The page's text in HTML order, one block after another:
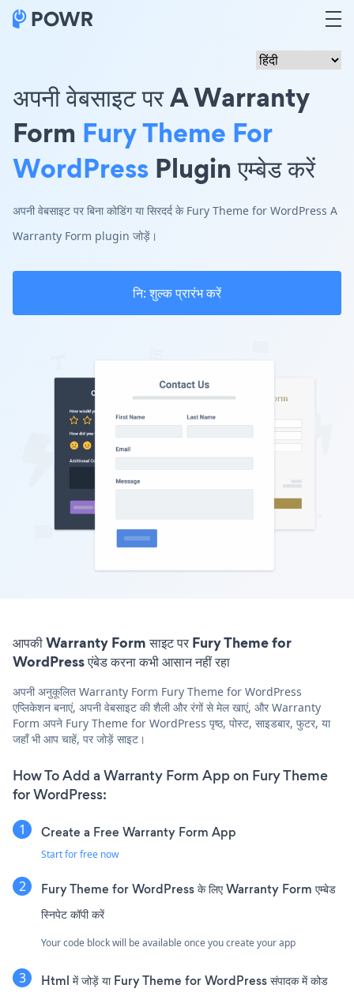
अपनी वेबसाइट पर A Warranty
Form Fury Theme For
WordPress Plugin एम्बेड करें
अपनी वेबसाइट पर बिना कोडिंग या सिरदर्द के Fury Theme for WordPress A
Warranty Form plugin जोड़ें।
नि: शुल्क प्रारंभ करें
आपकी Warranty Form साइट पर Fury Theme for
WordPress एंबेड करना कभी आसान नहीं रहा
अपनी अनुकूलित Warranty Form Fury Theme for WordPress
एप्लिकेशन बनाएं, अपनी वेबसाइट की शैली और रंगों से मेल खाएं, और Warranty
Form अपने Fury Theme for WordPress पृष्ठ, पोस्ट, साइडबार, फुटर, या
जहाँ भी आप चाहें, पर जोड़ें साइट।
How To Add a Warranty Form App on Fury Theme
for WordPress:
Create a Free Warranty Form App
Start for free now
Fury Theme for WordPress के लिए Warranty Form एम्बेड
स्निपेट कॉपी करें
Your code block will be available once you create your app
Html में जोड़ें या Fury Theme for WordPress संपादक में कोड